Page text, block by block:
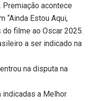
acontece
“Ainda Estou Aqui,
filme ao Oscar 2025.
a ser indicado na
na disputa na
indicadas a Melhor